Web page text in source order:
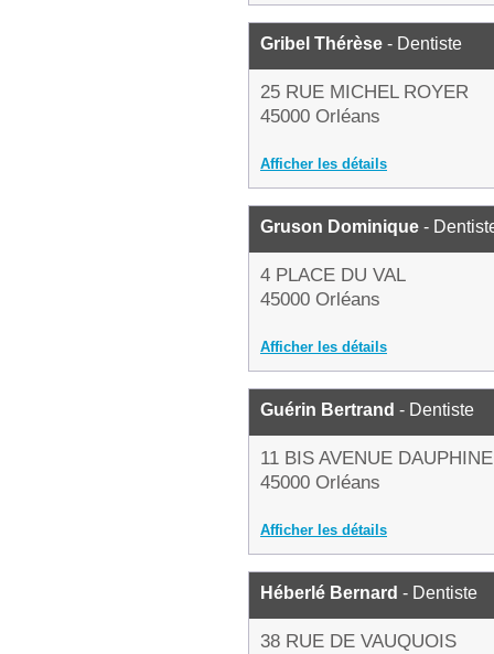
Gribel Thérèse - Dentiste
25 RUE MICHEL ROYER
45000 Orléans
Afficher les détails
Gruson Dominique -
4 PLACE DU VAL
45000 Orléans
Afficher les détails
Guérin Bertrand - Dentiste
11 BIS AVENUE DAUPHINE
45000 Orléans
Afficher les détails
Héberlé Bernard - Dentiste
38 RUE DE VAUQUOIS